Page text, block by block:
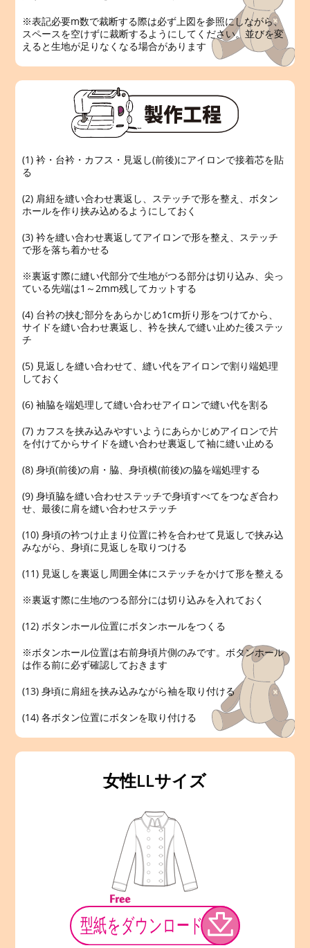
※表記必要m数で裁断する際は必ず上図を参照にしながら、
スペースを空けずに裁断するようにしてください。並びを変
えると生地が足りなくなる場合があります
(1) 衿・台衿・カフス・見返し(前後)にアイロンで接着芯を貼
る
(2) 肩紐を縫い合わせ裏返し、ステッチで形を整え、ボタン
ホールを作り挟み込めるようにしておく
(3) 衿を縫い合わせ裏返してアイロンで形を整え、ステッチ
で形を落ち着かせる
※裏返す際に縫い代部分で生地がつる部分は切り込み、尖っ
ている先端は1～2mm残してカットする
(4) 台衿の挟む部分をあらかじめ1cm折り形をつけてから、
サイドを縫い合わせ裏返し、衿を挟んで縫い止めた後ステッ
チ
(5) 見返しを縫い合わせて、縫い代をアイロンで割り端処理
しておく
(6) 袖脇を端処理して縫い合わせアイロンで縫い代を割る
(7) カフスを挟み込みやすいようにあらかじめアイロンで片
を付けてからサイドを縫い合わせ裏返して袖に縫い止める
(8) 身頃(前後)の肩・脇、身頃横(前後)の脇を端処理する
(9) 身頃脇を縫い合わせステッチで身頃すべてをつなぎ合わ
せ、最後に肩を縫い合わせステッチ
(10) 身頃の衿つけ止まり位置に衿を合わせて見返しで挟み込
みながら、身頃に見返しを取りつける
(11) 見返しを裏返し周囲全体にステッチをかけて形を整える
※裏返す際に生地のつる部分には切り込みを入れておく
(12) ボタンホール位置にボタンホールをつくる
※ボタンホール位置は右前身頃片側のみです。ボタンホール
は作る前に必ず確認しておきます
(13) 身頃に肩紐を挟み込みながら袖を取り付ける
(14) 各ボタン位置にボタンを取り付ける
女性LLサイズ